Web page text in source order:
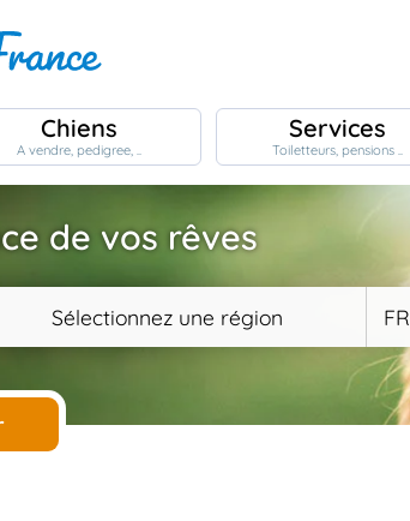
Chiens
A vendre, pedigree, ..
Services
Toiletteurs, pensions ..
de vos rêves
Sélectionnez une région FR